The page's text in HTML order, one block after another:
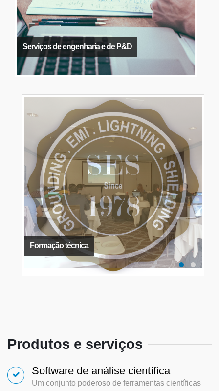
Serviços de engenharia e de P&D
Formação técnica
Produtos e serviços
Software de análise científica
Um conjunto poderoso de ferramentas científicas